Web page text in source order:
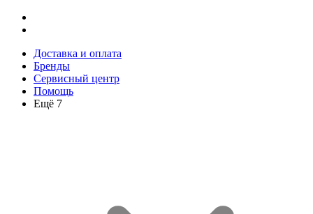
Доставка и оплата
Бренды
Сервисный центр
Помощь
Ещё 7